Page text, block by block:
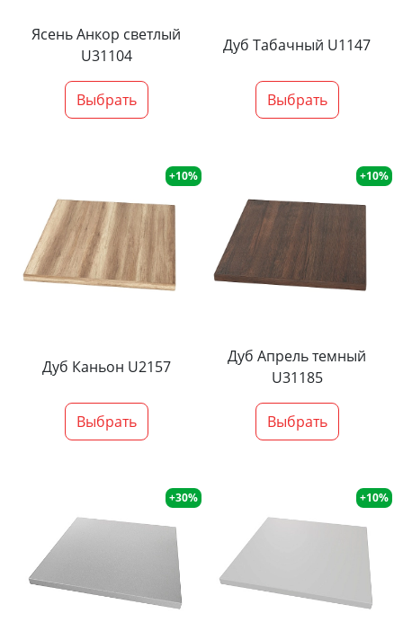
Ясень Анкор светлый
U31104
Выбрать
Дуб Табачный U1147
Выбрать
+10%
Дуб Каньон U2157
Выбрать
+10%
Дуб Апрель темный
U31185
Выбрать
+30% +10%